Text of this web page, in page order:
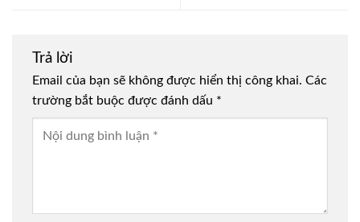
Trả lời
Email của bạn sẽ không được hiển thị công khai. Các
trường bắt buộc được đánh dấu *